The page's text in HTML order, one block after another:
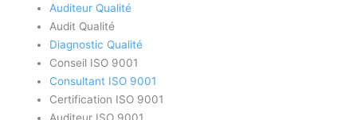
Auditeur Qualité
Audit Qualité
Diagnostic Qualité
Conseil ISO 9001
Consultant ISO 9001
Certification ISO 9001
Auditeur ISO 9001